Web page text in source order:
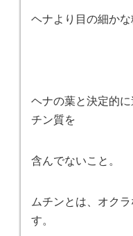
ヘナより目の細かな
ヘナの葉と決定的
チン質を
含んでないこと。
ムチンとは、オク
す。